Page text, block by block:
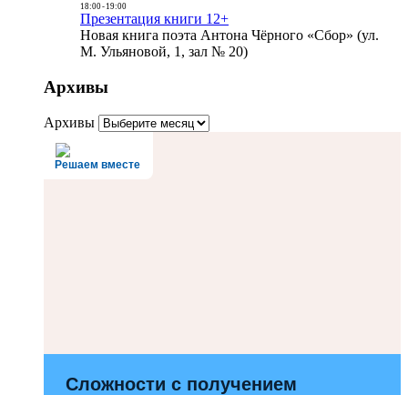
18:00- 19:00
Презентация книги 12+
Новая книга поэта Антона Чёрного «Сбор» (ул.
М. Ульяновой, 1, зал № 20)
Архивы
Архивы
Решаем вместе
Сложности с получением